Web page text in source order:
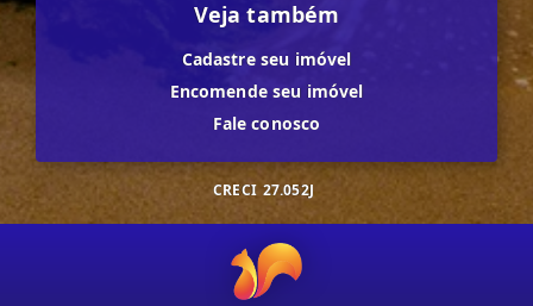
Veja também
Cadastre seu imóvel
Encomende seu imóvel
Fale conosco
CRECI 27.052J